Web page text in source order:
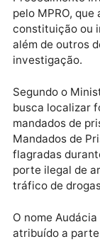
Oeste, Rolim
(AM) e
As ordens
Procedimento
pelo MPRO,
constituição
além de
investigação.
busca
mandados de